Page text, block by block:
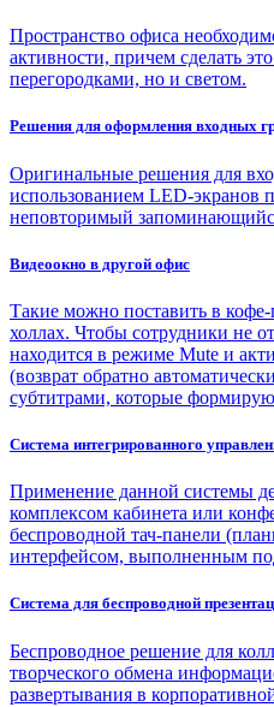
Пространство офиса
активности, причем сделать
перегородками, но и светом.
Решения для оформления входных
Оригинальные решения для
использованием LED-экранов
неповторимый
Видеоокно в другой офис
Такие можно поставить в
холлах. Чтобы сотрудники не
находится в режиме Mute и
(возврат обратно
субтитрами, которые
Система интегрированного
Применение данной системы
комплексом кабинета или
беспроводной тач-панели
интерфейсом, выполненным
Система для беспроводной
Беспроводное решение для
творческого обмена
развертывания в